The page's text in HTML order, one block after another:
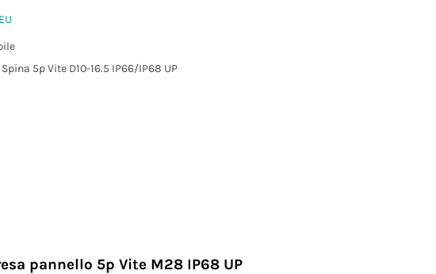
5p Vite D10-16.5 IP66/IP68 UP
pannello 5p Vite M28 IP68 UP